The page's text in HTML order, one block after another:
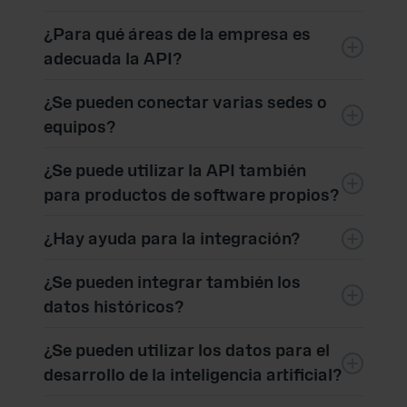
integrarla en soluciones de BI y generación de
informes ya existentes.
¿Para qué áreas de la empresa es
adecuada la API?
Adquisiciones
Gestión de la cadena de suministro
Compras
Operaciones
¿Se pueden conectar varias sedes o
equipos?
estructuras empresariales internacionales.
¿Se puede utilizar la API también
para productos de software propios?
costdata® directamente en sus propias
¿Hay ayuda para la integración?
cuestiones técnicas y especializadas relacionadas
con la integración.
¿Se pueden integrar también los
datos históricos?
datos históricos y series temporales.
¿Se pueden utilizar los datos para el
desarrollo de la inteligencia artificial?